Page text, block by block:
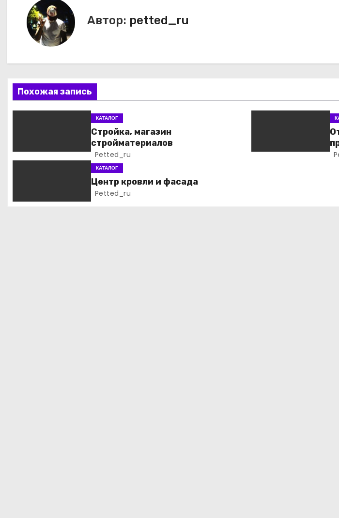
ц
и
о
а
Автор: petted_ru
Похожая запись
КАТАЛОГ
Стройка, магазин
стройматериалов
Petted_ru
КАТАЛОГ
Центр кровли и фасада
Petted_ru